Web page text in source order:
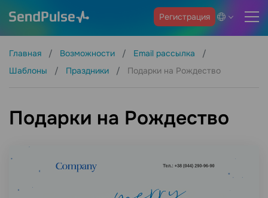
Регистрация
Главная Возможности
Email рассылка
Шаблоны
Праздники Подарки на Рождество
Подарки на Рождество